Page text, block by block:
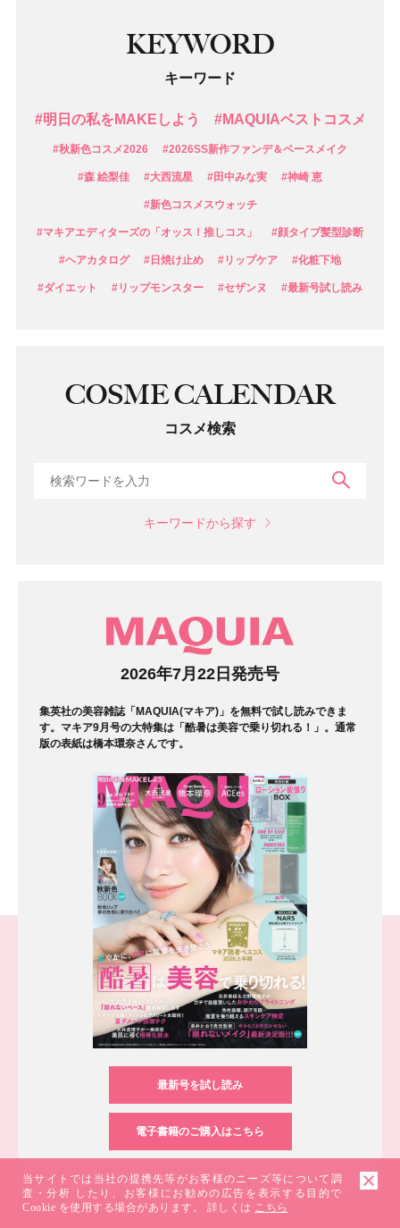
KEYWORD
キーワード
#明日の私をMAKEしよう #MAQUIAベストコスメ
#秋新色コスメ2026 #2026SS新作ファンデ＆ベースメイク
#森 絵梨佳 #大西流星 #田中みな実 #神崎 恵
#新色コスメスウォッチ
#マキアエディターズの「オッス！推しコス」 #顔タイプ髪型診断
#ヘアカタログ #日焼け止め #リップケア #化粧下地
#ダイエット #リップモンスター #セザンヌ #最新号試し読み
COSME CALENDAR
コスメ検索
キーワードから探す
2026年7月22日発売号
集英社の美容雑誌「MAQUIA(マキア)」を無料で試し読みできま
す。マキア9月号の大特集は「酷暑は美容で乗り切れる！」。通常
版の表紙は橋本環奈さんです。
最新号を試し読み
電子書籍のご購入はこちら
当サイトでは当社の提携先等がお客様のニーズ等について調
査・分析 したり、お客様にお勧めの広告を表示する目的で
Cookie を使用する場合があります。 詳しくは こちら